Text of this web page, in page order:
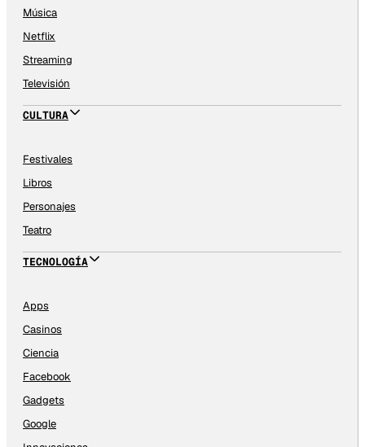
Música
Netflix
Streaming
Televisión
CULTURA
Festivales
Libros
Personajes
Teatro
TECNOLOGÍA
Apps
Casinos
Ciencia
Facebook
Gadgets
Google